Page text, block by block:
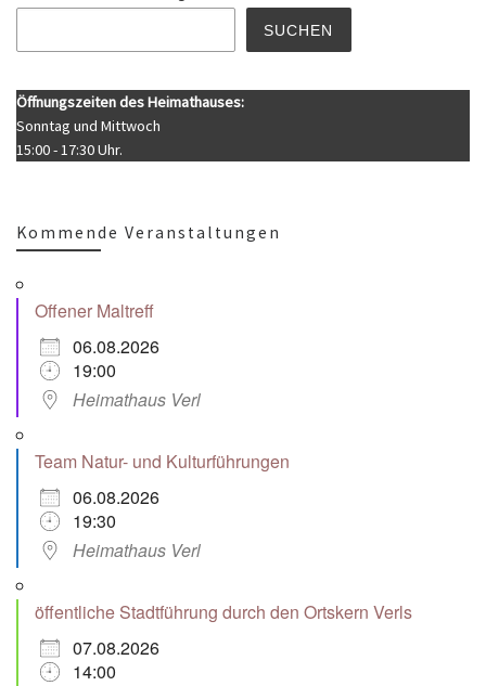
SUCHEN
Öffnungszeiten des Heimathauses:
Sonntag und Mittwoch
15:00 - 17:30 Uhr.
Kommende Veranstaltungen
Offener Maltreff
06.08.2026
19:00
Heimathaus Verl
Team Natur- und Kulturführungen
06.08.2026
19:30
Heimathaus Verl
öffentliche Stadtführung durch den Ortskern Verls
07.08.2026
14:00